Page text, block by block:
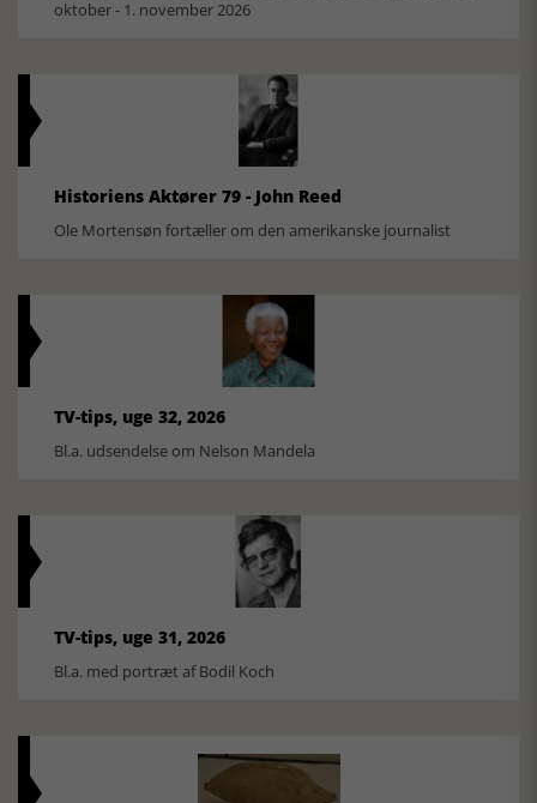
oktober - 1. november 2026
Historiens Aktører 79 - John Reed
Ole Mortensøn fortæller om den amerikanske journalist
TV-tips, uge 32, 2026
Bl.a. udsendelse om Nelson Mandela
TV-tips, uge 31, 2026
Bl.a. med portræt af Bodil Koch